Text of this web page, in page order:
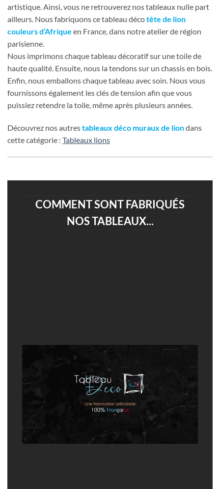
artistique. Ainsi, vous ne retrouverez nos tableaux nulle part
ailleurs. Nous fabriquons ce tableau décotête de lion
couleurs d’Afrique en France, dans notre atelier de région
parisienne.
Nous imprimons chaque tableau décoratif sur une toile de
haute qualité. Ensuite, nous la tendons sur un chassis en bois.
Enfin, nous emballons chaque tableau avec soin. Nous vous
fournissons également les clés de tension afin que vous
puissiez retendre la toile, même après plusieurs années.
Découvrez nos autrestableaux déco muraux de liondans
cette catégorie : Tableaux lions
COMMENT SONT FABRIQUÉS
NOS TABLEAUX...